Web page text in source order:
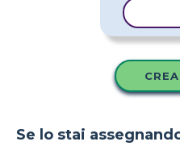
Se lo stai